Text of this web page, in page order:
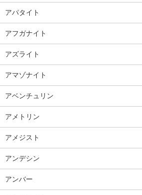
アパタイト
アフガナイト
アズライト
アマゾナイト
アベンチュリン
アメトリン
アメジスト
アンデシン
アンバー